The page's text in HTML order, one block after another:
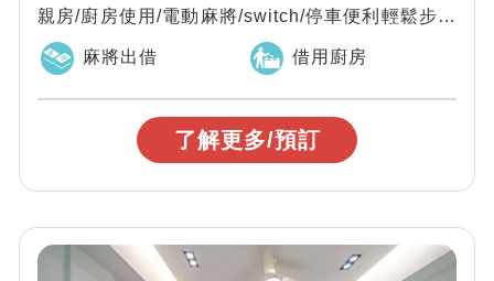
親房/廚房使用/電動麻將/switch/停車便利輕鬆步行
兩分鐘，享受在地人的美崙...
麻將出借 借用廚房
了解更多/預訂